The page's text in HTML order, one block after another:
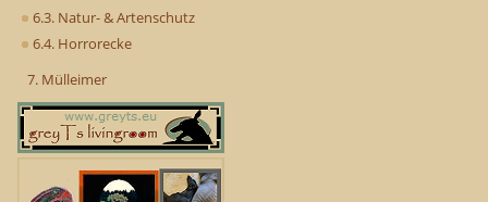
6.3. Natur- & Artenschutz
6.4. Horrorecke
7. Mülleimer